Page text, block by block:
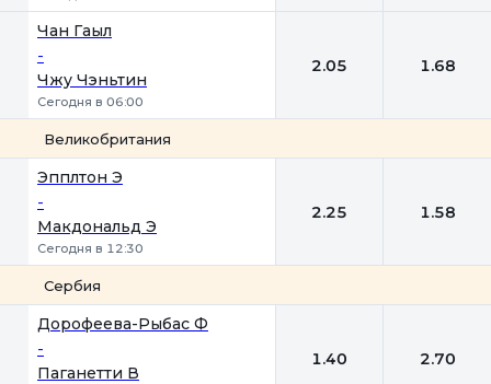
Чан Гаыл
-
Чжу Чэньтин
Сегодня в 06:00
2.05 1.68
Великобритания
Эпплтон Э
-
Макдональд Э
Сегодня в 12:30
2.25 1.58
Сербия
Дорофеева-Рыбас Ф
-
Паганетти В
1.40 2.70